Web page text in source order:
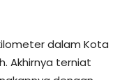
dalam Kota
Akhirnya terniat